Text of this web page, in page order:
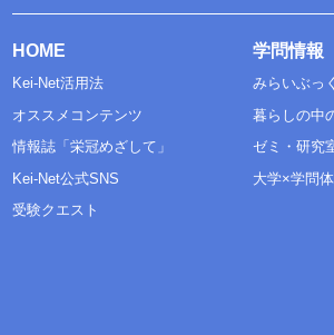
HOME
Kei-Net活用法
オススメコンテンツ
情報誌「栄冠めざして」
Kei-Net公式SNS
受験クエスト
学問情報
みらいぶっく
暮らしの中
ゼミ・研究
大学×学問